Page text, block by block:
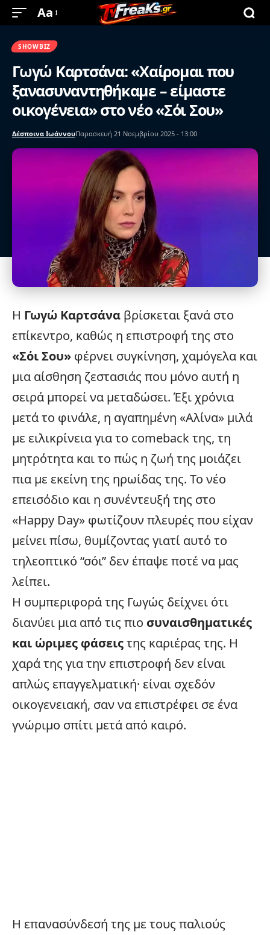
Aa
SHOWBIZ
Γωγώ Καρτσάνα: «Χαίρομαι που
ξανασυναντηθήκαμε – είμαστε
οικογένεια» στο νέο «Σόι Σου»
Δέσποινα ΙωάννουΠαρασκευή 21 Νοεμβρίου 2025 - 13:00
Η Γωγώ Καρτσάνα βρίσκεται ξανά στο
επίκεντρο, καθώς η επιστροφή της στο
«Σόι Σου» φέρνει συγκίνηση, χαμόγελα και
μια αίσθηση ζεστασιάς που μόνο αυτή η
σειρά μπορεί να μεταδώσει. Έξι χρόνια
μετά το φινάλε, η αγαπημένη «Αλίνα» μιλά
με ειλικρίνεια για το comeback της, τη
μητρότητα και το πώς η ζωή της μοιάζει
πια με εκείνη της ηρωίδας της. Το νέο
επεισόδιο και η συνέντευξή της στο
«Happy Day» φωτίζουν πλευρές που είχαν
μείνει πίσω, θυμίζοντας γιατί αυτό το
τηλεοπτικό “σόι” δεν έπαψε ποτέ να μας
λείπει.
Η συμπεριφορά της Γωγώς δείχνει ότι
διανύει μια από τις πιο συναισθηματικές
και ώριμες φάσειςτης καριέρας της. Η
χαρά της για την επιστροφή δεν είναι
απλώς επαγγελματική· είναι σχεδόν
οικογενειακή, σαν να επιστρέφει σε ένα
γνώριμο σπίτι μετά από καιρό.
Η επανασύνδεσή της με τους παλιούς